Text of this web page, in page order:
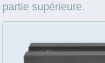
partie supérieure.